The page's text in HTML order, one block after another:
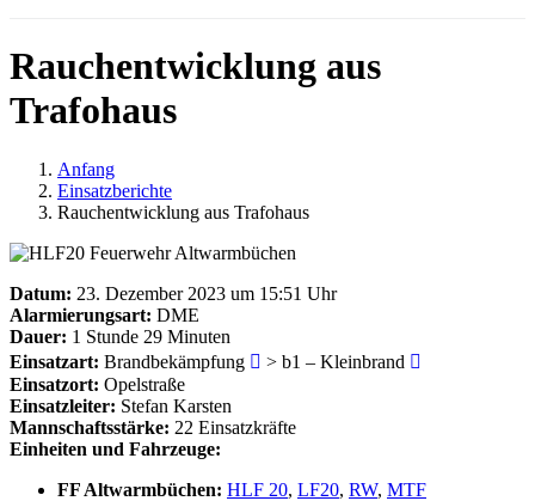
Rauchentwicklung aus
Trafohaus
Anfang
Einsatzberichte
Rauchentwicklung aus Trafohaus
Datum: 23. Dezember 2023 um 15:51 Uhr
Alarmierungsart: DME
Dauer: 1 Stunde 29 Minuten
Einsatzart: Brandbekämpfung
> b1 – Kleinbrand
Einsatzort: Opelstraße
Einsatzleiter: Stefan Karsten
Mannschaftsstärke: 22 Einsatzkräfte
Einheiten und Fahrzeuge:
FF Altwarmbüchen: HLF 20, LF20, RW, MTF